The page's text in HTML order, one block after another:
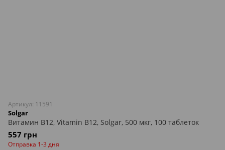
Артикул: 11591
Solgar
Витамин В12, Vitamin B12, Solgar, 500 мкг, 100 таблеток
557 грн
Отправка 1-3 дня